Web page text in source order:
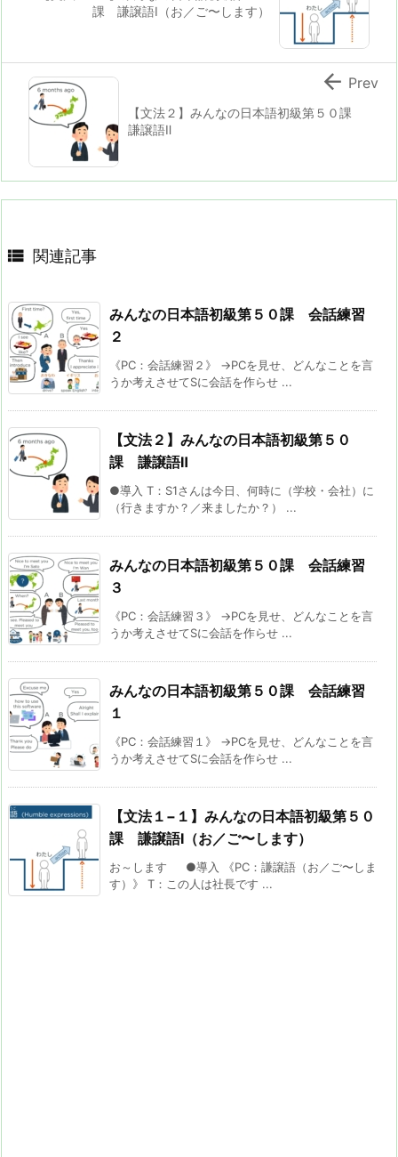
課 謙譲語Ⅰ（お／ご〜します）
【文法２】みんなの日本語初級第５０課
謙譲語Ⅱ
 Prev
 関連記事
みんなの日本語初級第５０課 会話練習
２
《PC：会話練習２》 →PCを見せ、どんなことを言
うか考えさせてSに会話を作らせ ...
【文法２】みんなの日本語初級第５０
課 謙譲語Ⅱ
●導入 T：S1さんは今日、何時に（学校・会社）に
（行きますか？／来ましたか？） ...
みんなの日本語初級第５０課 会話練習
３
《PC：会話練習３》 →PCを見せ、どんなことを言
うか考えさせてSに会話を作らせ ...
みんなの日本語初級第５０課 会話練習
１
《PC：会話練習１》 →PCを見せ、どんなことを言
うか考えさせてSに会話を作らせ ...
【文法１−１】みんなの日本語初級第５０
課 謙譲語Ⅰ（お／ご〜します）
お～します ●導入 《PC：謙譲語（お／ご〜しま
す）》 T：この人は社長です ...